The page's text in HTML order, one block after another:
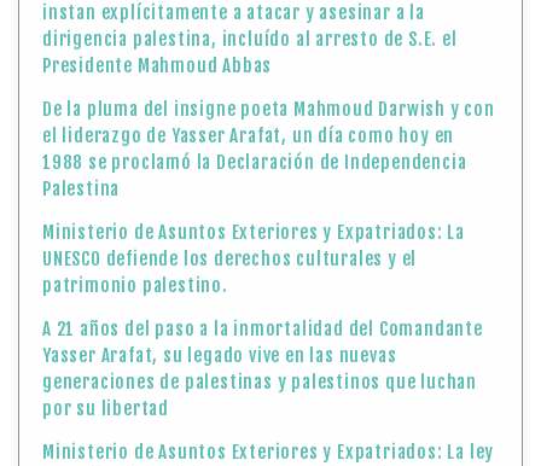
instan explícitamente a atacar y asesinar a la
dirigencia palestina, incluído al arresto de S.E. el
Presidente Mahmoud Abbas
De la pluma del insigne poeta Mahmoud Darwish y con
el liderazgo de Yasser Arafat, un día como hoy en
1988 se proclamó la Declaración de Independencia
Palestina
Ministerio de Asuntos Exteriores y Expatriados: La
UNESCO defiende los derechos culturales y el
patrimonio palestino.
A 21 años del paso a la inmortalidad del Comandante
Yasser Arafat, su legado vive en las nuevas
generaciones de palestinas y palestinos que luchan
por su libertad
Ministerio de Asuntos Exteriores y Expatriados: La ley